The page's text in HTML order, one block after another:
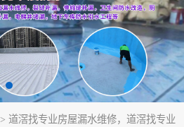
> 道滘找专业房屋漏水维修，道滘找专业
外墙防水补漏
地下室防水补漏